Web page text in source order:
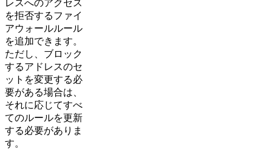
レスへのアクセス
を拒否するファイ
アウォールルール
を追加できます。
ただし、ブロック
するアドレスのセ
ットを変更する必
要がある場合は、
それに応じてすべ
てのルールを更新
する必要がありま
す。